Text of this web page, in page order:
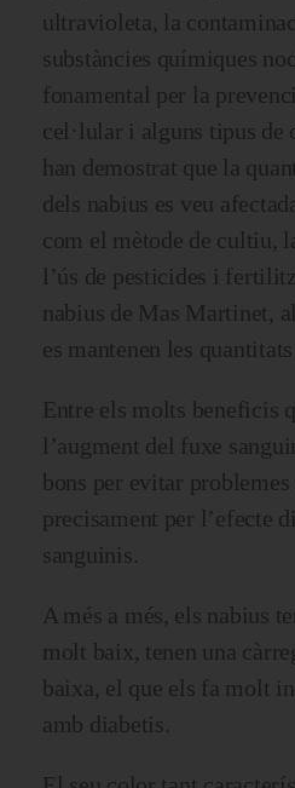
ultravioleta, la
substàncies químiques
fonamental per la
cel·lular i alguns tipus de
han demostrat que la
dels nabius es veu
com el mètode de cultiu,
l’ús de pesticides i
nabius de Mas Martinet,
es mantenen les
Entre els molts beneficis
l’augment del fuxe
bons per evitar
precisament per l’efecte
sanguinis.
A més a més, els nabius
molt baix, tenen una
baixa, el que els fa molt
amb diabetis.